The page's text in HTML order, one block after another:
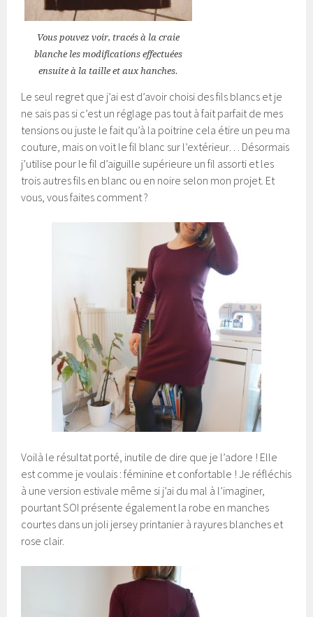
Vous pouvez voir, tracés à la craie
blanche les modifications effectuées
ensuite à la taille et aux hanches.
Le seul regret que j’ai est d’avoir choisi des fils blancs et je
ne sais pas si c’est un réglage pas tout à fait parfait de mes
tensions ou juste le fait qu’à la poitrine cela étire un peu ma
couture, mais on voit le fil blanc sur l’extérieur… Désormais
j’utilise pour le fil d’aiguille supérieure un fil assorti et les
trois autres fils en blanc ou en noire selon mon projet. Et
vous, vous faites comment ?
Voilà le résultat porté, inutile de dire que je l’adore ! Elle
est comme je voulais : féminine et confortable ! Je réfléchis
à une version estivale même si j’ai du mal à l’imaginer,
pourtant SOI présente également la robe en manches
courtes dans un joli jersey printanier à rayures blanches et
rose clair.